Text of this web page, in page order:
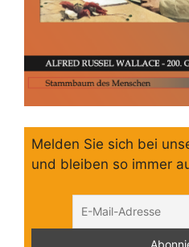
Melden Sie sich bei
und bleiben so immer